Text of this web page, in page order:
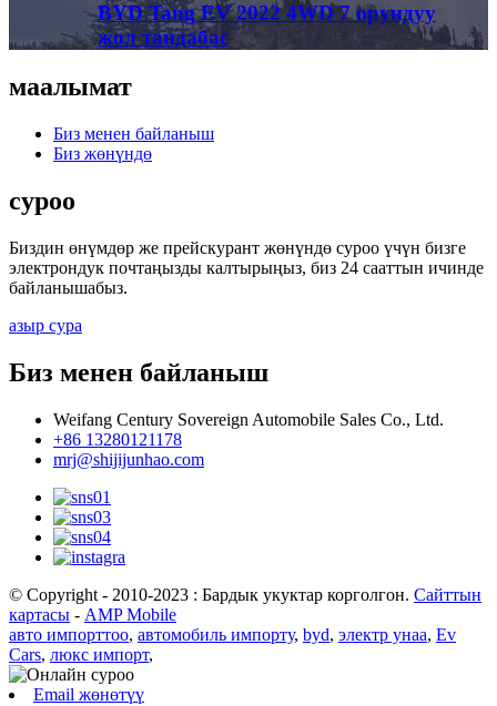
BYD Tang EV 2022 4WD 7 орундуу
жол тандабас
маалымат
Биз менен байланыш
Биз жөнүндө
суроо
Биздин өнүмдөр же прейскурант жөнүндө суроо үчүн бизге
электрондук почтаңызды калтырыңыз, биз 24 сааттын ичинде
байланышабыз.
азыр сура
Биз менен байланыш
Weifang Century Sovereign Automobile Sales Co., Ltd.
+86 13280121178
mrj@shijijunhao.com
© Copyright - 2010-2023 : Бардык укуктар корголгон. Сайттын
картасы - AMP Mobile
авто импорттоо, автомобиль импорту, byd, электр унаа, Ev
Cars, люкс импорт,
Email жөнөтүү